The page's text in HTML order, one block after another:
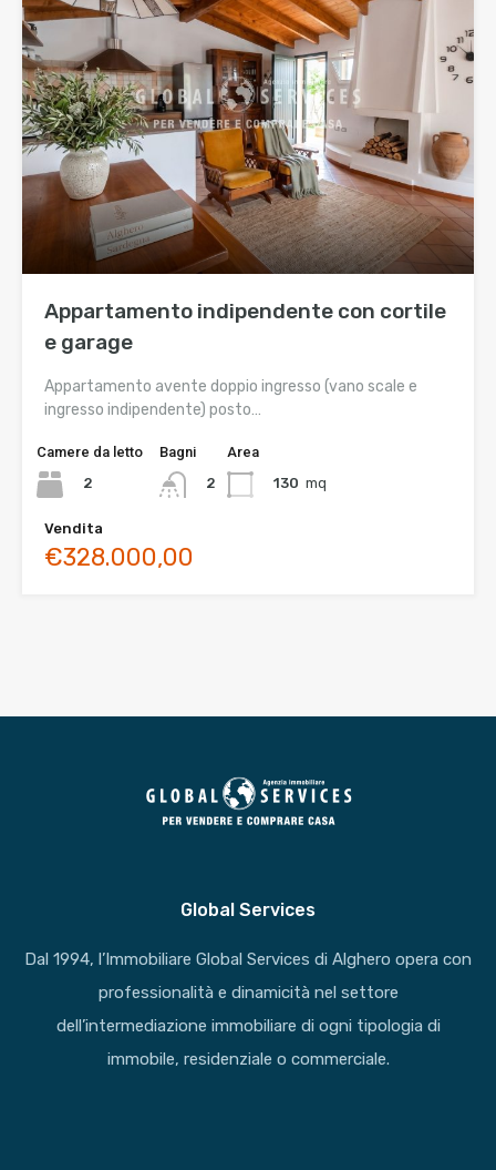
Appartamento indipendente con cortile
e garage
Appartamento avente doppio ingresso (vano scale e
ingresso indipendente) posto…
Camere da letto
2
Bagni
2
Area
130 mq
Vendita
€328.000,00
Global Services
Dal 1994, l’Immobiliare Global Services di Alghero opera con
professionalità e dinamicità nel settore
dell’intermediazione immobiliare di ogni tipologia di
immobile, residenziale o commerciale.